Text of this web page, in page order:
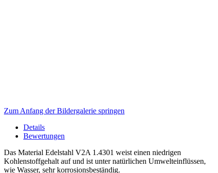
Zum Anfang der Bildergalerie springen
Details
Bewertungen
Das Material Edelstahl V2A 1.4301 weist einen niedrigen
Kohlenstoffgehalt auf und ist unter natürlichen Umwelteinflüssen,
wie Wasser, sehr korrosionsbeständig.